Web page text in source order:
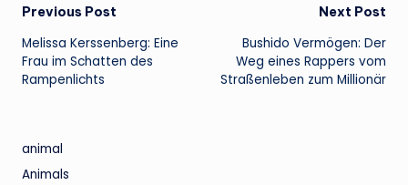
Post
navigation
Previous Post
Melissa Kerssenberg: Eine
Frau im Schatten des
Rampenlichts
Next Post
Bushido Vermögen: Der
Weg eines Rappers vom
Straßenleben zum Millionär
animal
Animals